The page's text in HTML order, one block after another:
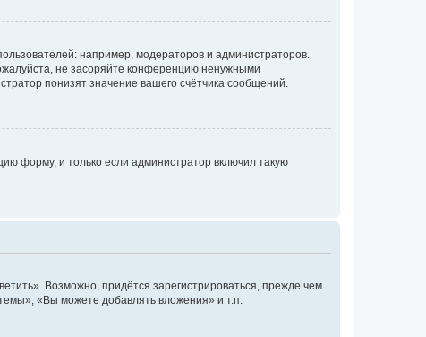
например, модераторов и администраторов.
не засоряйте конференцию ненужными
понизят значение вашего счётчика сообщений.
форму, и только если администратор включил такую
Возможно, придётся зарегистрироваться, прежде чем
«Вы можете добавлять вложения» и т.п.